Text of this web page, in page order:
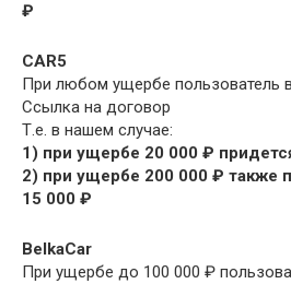
₽
CAR5
При любом ущербе пользователь
Ссылка на договор
Т.е. в нашем случае:
1) при ущербе 20 000 ₽
2) при ущербе 200 000 ₽ также
15 000 ₽
BelkaCar
При ущербе до 100 000 ₽